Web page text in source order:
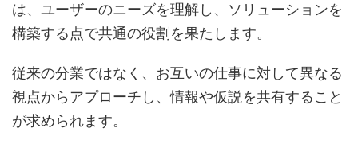
は、ユーザーのニーズを理解し、ソリューションを
構築する点で共通の役割を果たします。
従来の分業ではなく、お互いの仕事に対して異なる
視点からアプローチし、情報や仮説を共有すること
が求められます。